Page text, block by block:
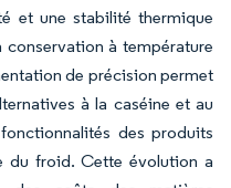
et une stabilité thermique
à température
de précision permet
à la caséine et au
des produits
du froid. Cette évolution a